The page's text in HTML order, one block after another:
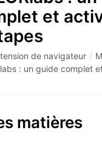
et
de navigateur /
: un guide complet
matières